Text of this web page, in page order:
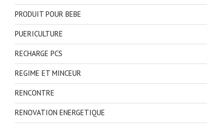
PRODUIT POUR BEBE
PUERICULTURE
RECHARGE PCS
REGIME ET MINCEUR
RENCONTRE
RENOVATION ENERGETIQUE